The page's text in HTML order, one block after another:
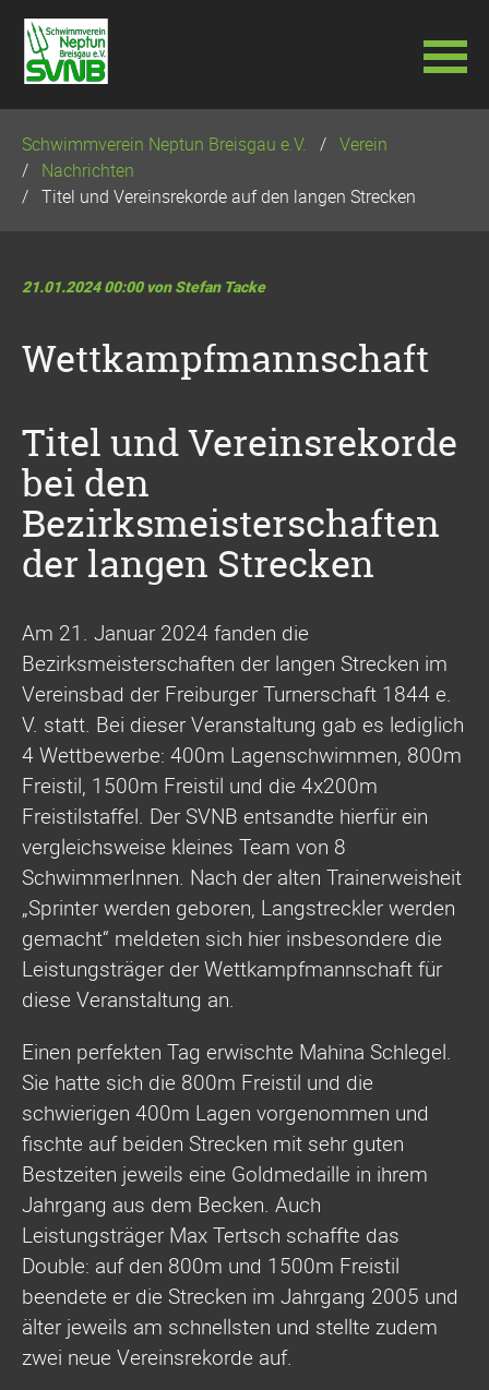
überspringen
Schwimmverein Neptun Breisgau e.V.
Verein
Nachrichten
Titel und Vereinsrekorde auf den langen Strecken
21.01.2024 00:00von Stefan Tacke
Wettkampfmannschaft
Titel und Vereinsrekorde
bei den
Bezirksmeisterschaften
der langen Strecken
Am 21. Januar 2024 fanden die
Bezirksmeisterschaften der langen Strecken im
Vereinsbad der Freiburger Turnerschaft 1844 e.
V. statt. Bei dieser Veranstaltung gab es lediglich
4 Wettbewerbe: 400m Lagenschwimmen, 800m
Freistil, 1500m Freistil und die 4x200m
Freistilstaffel. Der SVNB entsandte hierfür ein
vergleichsweise kleines Team von 8
SchwimmerInnen. Nach der alten Trainerweisheit
„Sprinter werden geboren, Langstreckler werden
gemacht“ meldeten sich hier insbesondere die
Leistungsträger der Wettkampfmannschaft für
diese Veranstaltung an.
Einen perfekten Tag erwischte Mahina Schlegel.
Sie hatte sich die 800m Freistil und die
schwierigen 400m Lagen vorgenommen und
fischte auf beiden Strecken mit sehr guten
Bestzeiten jeweils eine Goldmedaille in ihrem
Jahrgang aus dem Becken. Auch
Leistungsträger Max Tertsch schaffte das
Double: auf den 800m und 1500m Freistil
beendete er die Strecken im Jahrgang 2005 und
älter jeweils am schnellsten und stellte zudem
zwei neue Vereinsrekorde auf.